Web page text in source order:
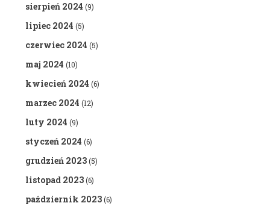
sierpień 2024 (9)
lipiec 2024 (5)
czerwiec 2024 (5)
maj 2024 (10)
kwiecień 2024 (6)
marzec 2024 (12)
luty 2024 (9)
styczeń 2024 (6)
grudzień 2023(5)
listopad 2023(6)
październik 2023(6)